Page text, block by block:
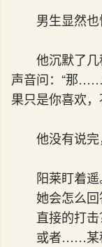
男生显然也
他沉默了
声音问：“那
果只是你喜欢
他没有说完
阳莱盯着遥
她会怎么回
直接的打击
或者……某